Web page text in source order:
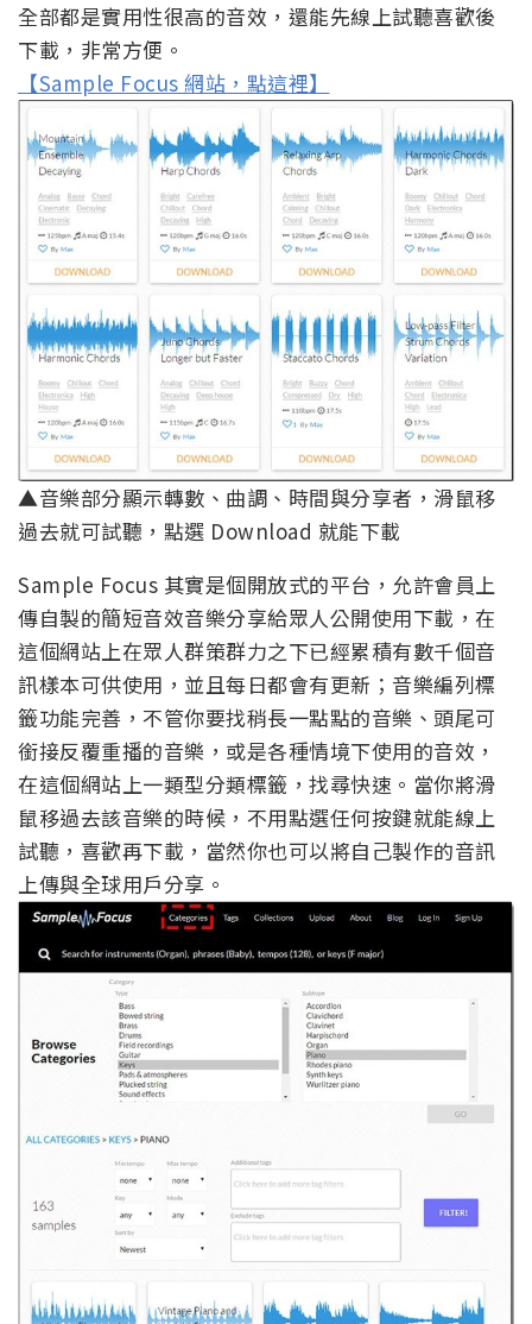
全部都是實用性很高的音效，還能先線上試聽喜歡後
下載，非常方便。
【Sample Focus 網站，點這裡】
▲音樂部分顯示轉數、曲調、時間與分享者，滑鼠移
過去就可試聽，點選 Download 就能下載
Sample Focus 其實是個開放式的平台，允許會員上
傳自製的簡短音效音樂分享給眾人公開使用下載，在
這個網站上在眾人群策群力之下已經累積有數千個音
訊樣本可供使用，並且每日都會有更新；音樂編列標
籤功能完善，不管你要找稍長一點點的音樂、頭尾可
銜接反覆重播的音樂，或是各種情境下使用的音效，
在這個網站上一類型分類標籤，找尋快速。當你將滑
鼠移過去該音樂的時候，不用點選任何按鍵就能線上
試聽，喜歡再下載，當然你也可以將自己製作的音訊
上傳與全球用戶分享。